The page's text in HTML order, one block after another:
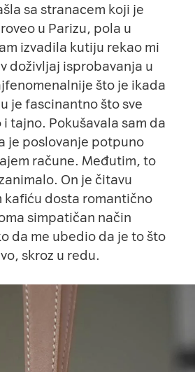
sa stranacem koji je
u Parizu, pola u
izvadila kutiju rekao mi
doživljaj isprobavanja u
što je ikada
je fascinantno što sve
tajno. Pokušavala sam da
je poslovanje potpuno
račune. Međutim, to
On je čitavu
kafiću dosta romantično
simpatičan način
da me ubedio da je to što
skroz u redu.